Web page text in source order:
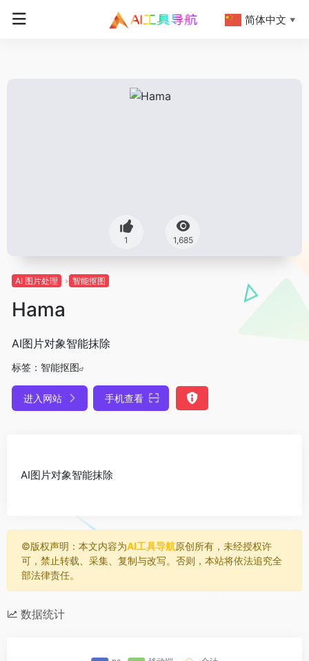
1 1,685
AI 图片处理 智能抠图
Hama
AI图片对象智能抹除
标签： 智能抠图
进入网站 手机查看
AI图片对象智能抹除
©️版权声明：本文内容为AI工具导航原创所有，未经授权许
可，禁止转载、采集、复制与改写。否则，本站将依法追究全
部法律责任。
数据统计
简体中文 ▼